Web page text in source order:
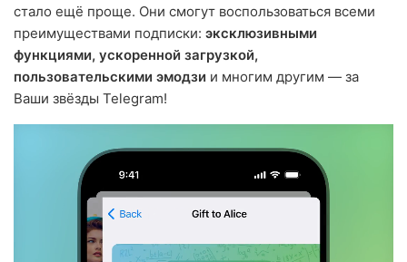
стало ещё проще. Они смогут воспользоваться всеми
преимуществами подписки: эксклюзивными
функциями, ускоренной загрузкой,
пользовательскими эмодзи и многим другим — за
Ваши звёзды Telegram!